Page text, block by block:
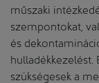
műszaki
szempontokat,
és
szükségesek a